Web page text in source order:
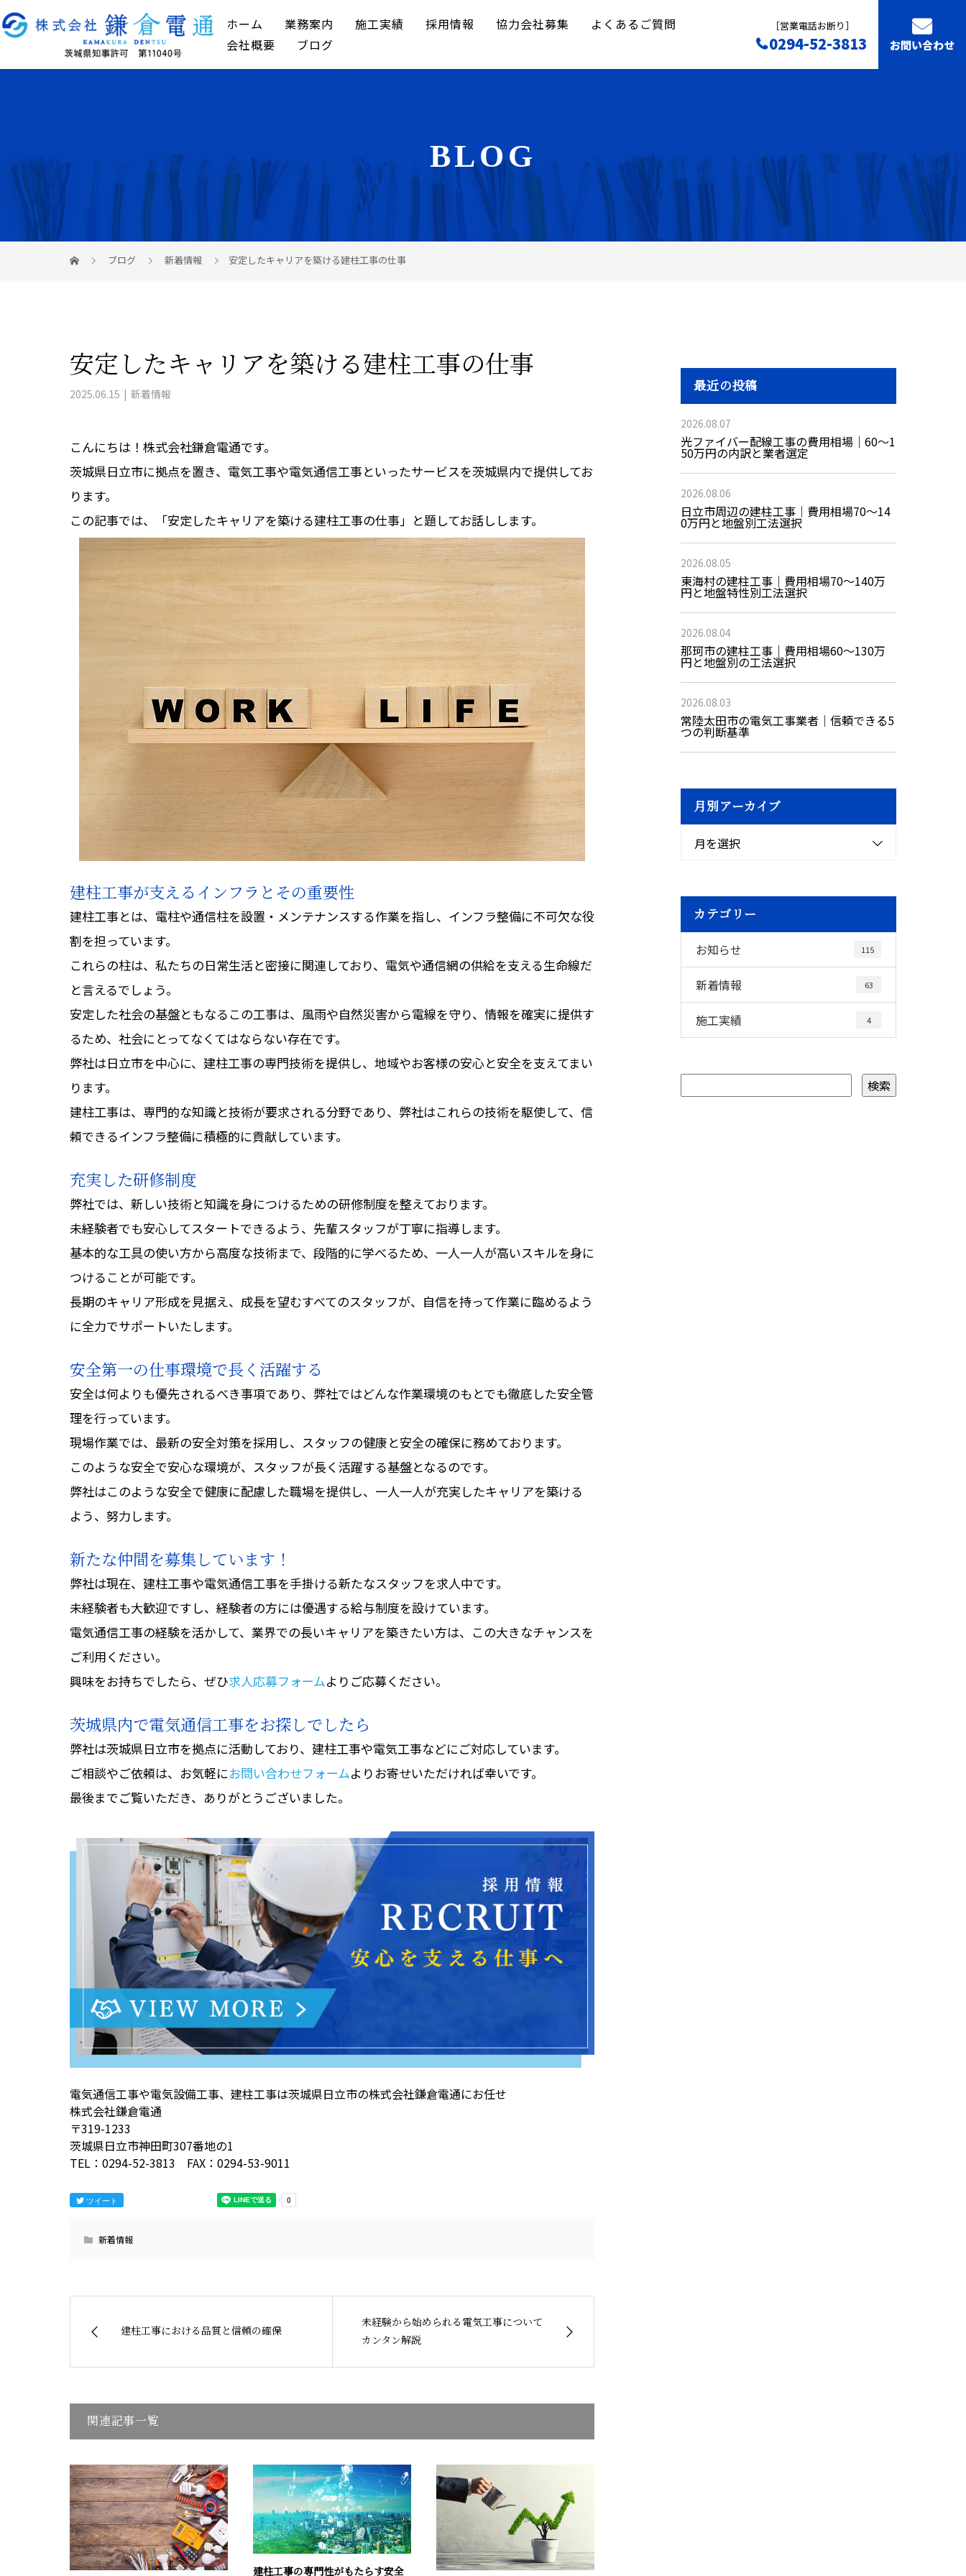
ホーム 業務案内 施工実績 採用情報 協力会社募集
よくあるご質問
会社概要
ブログ
［営業電話お断り］
0294-52-3813 お問い合わせ
BLOG
ブログ 新着情報 安定したキャリアを築ける建柱工事の仕事
安定したキャリアを築ける建柱工事の仕事
2025.06.15 新着情報
こんにちは！株式会社鎌倉電通です。
茨城県日立市に拠点を置き、電気工事や電気通信工事といったサービスを茨城県内で提供してお
ります。
この記事では、「安定したキャリアを築ける建柱工事の仕事」と題してお話しします。
建柱工事が支えるインフラとその重要性
建柱工事とは、電柱や通信柱を設置・メンテナンスする作業を指し、インフラ整備に不可欠な役
割を担っています。
これらの柱は、私たちの日常生活と密接に関連しており、電気や通信網の供給を支える生命線だ
と言えるでしょう。
安定した社会の基盤ともなるこの工事は、風雨や自然災害から電線を守り、情報を確実に提供す
るため、社会にとってなくてはならない存在です。
弊社は日立市を中心に、建柱工事の専門技術を提供し、地域やお客様の安心と安全を支えてまい
ります。
建柱工事は、専門的な知識と技術が要求される分野であり、弊社はこれらの技術を駆使して、信
頼できるインフラ整備に積極的に貢献しています。
充実した研修制度
弊社では、新しい技術と知識を身につけるための研修制度を整えております。
未経験者でも安心してスタートできるよう、先輩スタッフが丁寧に指導します。
基本的な工具の使い方から高度な技術まで、段階的に学べるため、一人一人が高いスキルを身に
つけることが可能です。
長期のキャリア形成を見据え、成長を望むすべてのスタッフが、自信を持って作業に臨めるよう
に全力でサポートいたします。
安全第一の仕事環境で長く活躍する
安全は何よりも優先されるべき事項であり、弊社ではどんな作業環境のもとでも徹底した安全管
理を行っています。
現場作業では、最新の安全対策を採用し、スタッフの健康と安全の確保に務めております。
このような安全で安心な環境が、スタッフが長く活躍する基盤となるのです。
弊社はこのような安全で健康に配慮した職場を提供し、一人一人が充実したキャリアを築ける
よう、努力します。
新たな仲間を募集しています！
弊社は現在、建柱工事や電気通信工事を手掛ける新たなスタッフを求人中です。
未経験者も大歓迎ですし、経験者の方には優遇する給与制度を設けています。
電気通信工事の経験を活かして、業界での長いキャリアを築きたい方は、この大きなチャンスを
ご利用ください。
興味をお持ちでしたら、ぜひ求人応募フォームよりご応募ください。
茨城県内で電気通信工事をお探しでしたら
弊社は茨城県日立市を拠点に活動しており、建柱工事や電気工事などにご対応しています。
ご相談やご依頼は、お気軽にお問い合わせフォームよりお寄せいただければ幸いです。
最後までご覧いただき、ありがとうございました。
電気通信工事や電気設備工事、建柱工事は茨城県日立市の株式会社鎌倉電通にお任せ
株式会社鎌倉電通
〒319-1233
茨城県日立市神田町307番地の1
TEL：0294-52-3813 FAX：0294-53-9011
ツイート
新着情報
建柱工事における品質と信頼の確保
未経験から始められる電気工事について
カンタン解説
関連記事一覧
建柱工事の専門性がもたらす安全
最近の投稿
2026.08.07
光ファイバー配線工事の費用相場｜60〜1
50万円の内訳と業者選定
2026.08.06
日立市周辺の建柱工事｜費用相場70〜14
0万円と地盤別工法選択
2026.08.05
東海村の建柱工事｜費用相場70〜140万
円と地盤特性別工法選択
2026.08.04
那珂市の建柱工事｜費用相場60〜130万
円と地盤別の工法選択
2026.08.03
常陸太田市の電気工事業者｜信頼できる5
つの判断基準
月別アーカイブ
月を選択
カテゴリー
お知らせ 115
新着情報 63
施工実績 4